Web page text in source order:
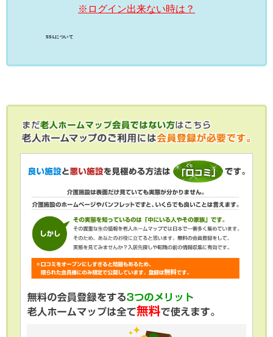
※ログイン出来ない時は？
SSLについて